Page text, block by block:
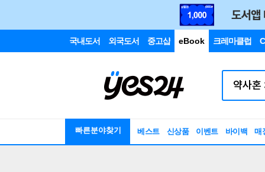
국내도서 외국도서 중고샵 eBook 크레마클럽
빠른분야찾기 베스트 신상품 이벤트 바이백 매